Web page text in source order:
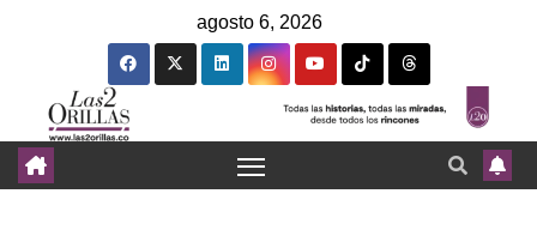
agosto 6, 2026